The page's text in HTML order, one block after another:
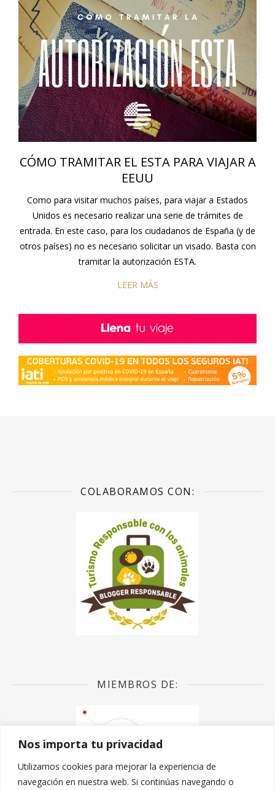
Nos importa tu privacidad
Utilizamos cookies para mejorar la experiencia de
navegación en nuestra web. Si continúas navegando o
CÓMO TRAMITAR EL ESTA PARA VIAJAR A
EEUU
Como para visitar muchos países, para viajar a Estados
Unidos es necesario realizar una serie de trámites de
entrada. En este caso, para los ciudadanos de España (y de
otros países) no es necesario solicitar un visado. Basta con
tramitar la autorización ESTA.
LEER MÁS
COLABORAMOS CON:
MIEMBROS DE: